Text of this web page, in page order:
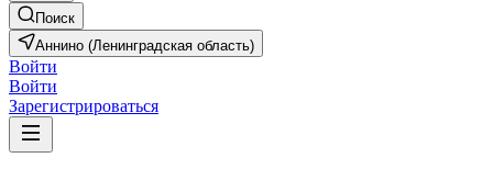
Поиск
Аннино (Ленинградская область)
Войти
Войти
Зарегистрироваться